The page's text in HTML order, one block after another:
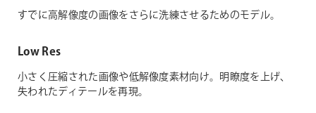
すでに高解像度の画像をさらに洗練させるためのモデル。
Low Res
小さく圧縮された画像や低解像度素材向け。明瞭度を上げ、
失われたディテールを再現。